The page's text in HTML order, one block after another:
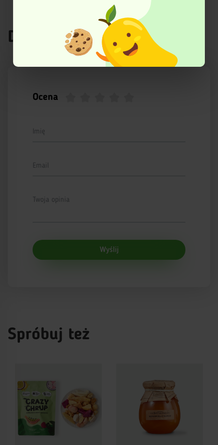
wycofać swoją zgodę w dowolnej chwili.
Ta strona korzysta z plików cookies w celu poprawy
swojego funkcjonowania oraz w celach analitycznych.
Więcej informacji znajduje się w Polityce prywatności.
Dodaj recenzję
Ocena
Imię
Email
Twoja opinia
Wyślij
Spróbuj też